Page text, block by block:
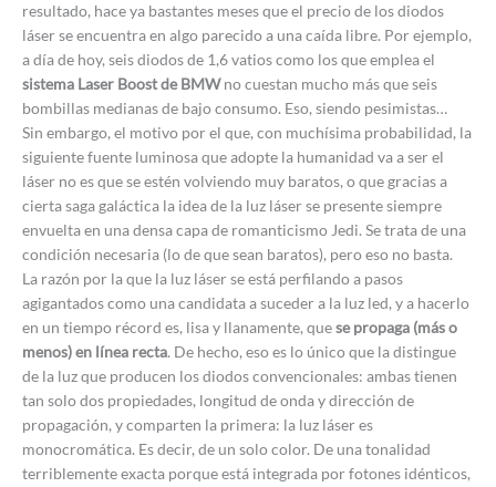
resultado, hace ya bastantes meses que el precio de los diodos
láser se encuentra en algo parecido a una caída libre. Por ejemplo,
a día de hoy, seis diodos de 1,6 vatios como los que emplea el
sistema Laser Boost de BMWno cuestan mucho más que seis
bombillas medianas de bajo consumo. Eso, siendo pesimistas…
Sin embargo, el motivo por el que, con muchísima probabilidad, la
siguiente fuente luminosa que adopte la humanidad va a ser el
láser no es que se estén volviendo muy baratos, o que gracias a
cierta saga galáctica la idea de la luz láser se presente siempre
envuelta en una densa capa de romanticismo Jedi. Se trata de una
condición necesaria (lo de que sean baratos), pero eso no basta.
La razón por la que la luz láser se está perfilando a pasos
agigantados como una candidata a suceder a la luz led, y a hacerlo
en un tiempo récord es, lisa y llanamente, quese propaga (más o
menos) en línea recta. De hecho, eso es lo único que la distingue
de la luz que producen los diodos convencionales: ambas tienen
tan solo dos propiedades, longitud de onda y dirección de
propagación, y comparten la primera: la luz láser es
monocromática. Es decir, de un solo color. De una tonalidad
terriblemente exacta porque está integrada por fotones idénticos,